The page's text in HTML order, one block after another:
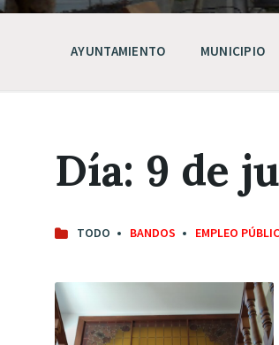
AYUNTAMIENTO MUNICIPIO
Día: 9 de
TODO BANDOS EMPLEO
Leer
más